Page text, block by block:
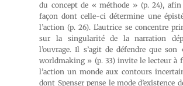
du concept de « méthode » (p. 24), afin
façon dont celle-ci détermine une
l’action (p. 26). L’autrice se concentre
sur la singularité de la narration
l’ouvrage. Il s’agit de défendre que
worldmaking » (p. 33) invite le lecteur à
l’action un monde aux contours
dont Spenser pense le mode d’existence